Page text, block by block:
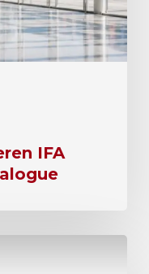
IFA